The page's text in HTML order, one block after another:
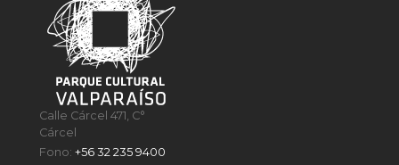
Calle Cárcel 471, C°
Cárcel
Fono:+56 32 235 9400